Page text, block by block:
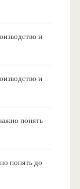
и
и
понять
понять до